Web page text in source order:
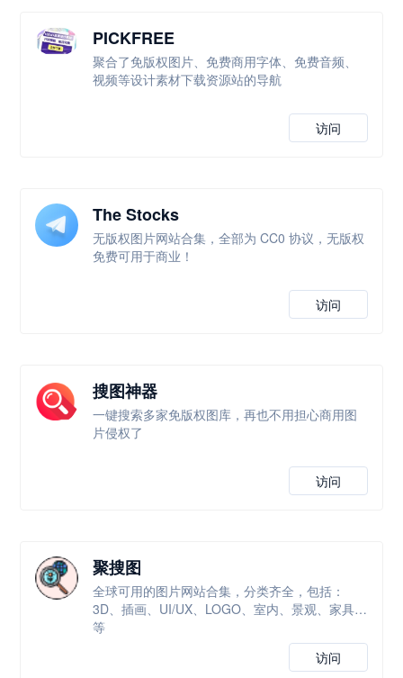
PICKFREE
聚合了免版权图片、免费商用字体、免费音频、
视频等设计素材下载资源站的导航
访问
The Stocks
无版权图片网站合集，全部为 CC0 协议，无版权
免费可用于商业！
访问
搜图神器
一键搜索多家免版权图库，再也不用担心商用图
片侵权了
访问
聚搜图
全球可用的图片网站合集，分类齐全，包括：
3D、插画、UI/UX、LOGO、室内、景观、家具等
等
访问